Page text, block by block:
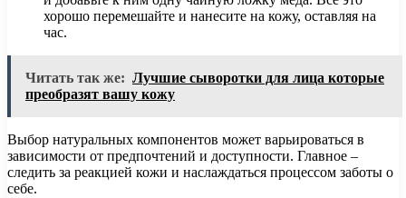
хорошо перемешайте и нанесите на кожу, оставляя на
час.
Читать так же: Лучшие сыворотки для лица которые
преобразят вашу кожу
Выбор натуральных компонентов может варьироваться в
зависимости от предпочтений и доступности. Главное –
следить за реакцией кожи и наслаждаться процессом заботы о
себе.